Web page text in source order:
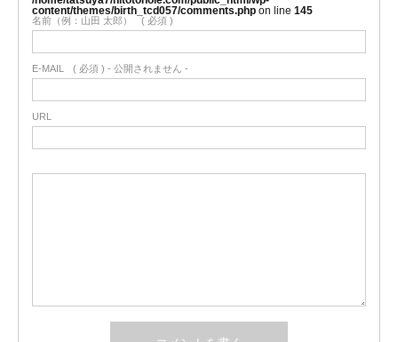
content/themes/birth_tcd057/comments.php on line 145
名前（例：山田 太郎） ( 必須 )
E-MAIL ( 必須 ) - 公開されません -
URL